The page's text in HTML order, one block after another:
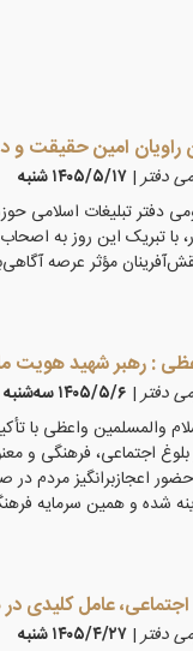
راویان امین حقیقت و
دفتر| ۱۴۰۵/۵/۱۷ شنبه
دفتر تبلیغات اسلامی
با تبریک این روز به
مؤثر عرصه
: رهبر شهید هویت
دفتر| ۱۴۰۵/۵/۶ سه‌شنبه
والمسلمین واعظی با
بلوغ اجتماعی، فرهنگی و
اعجازبرانگیز مردم
شده و همین سرمایه
عامل کلیدی
دفتر| ۱۴۰۵/۴/۲۷ شنبه